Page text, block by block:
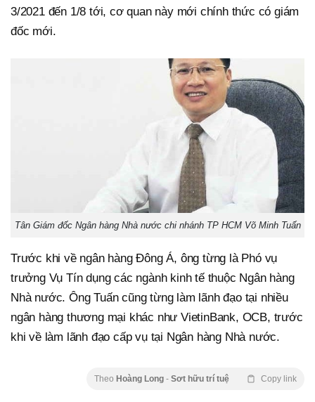
3/2021 đến 1/8 tới, cơ quan này mới chính thức có giám
đốc mới.
Tân Giám đốc Ngân hàng Nhà nước chi nhánh TP HCM Võ Minh Tuấn
Trước khi về ngân hàng Đông Á, ông từng là Phó vụ
trưởng Vụ Tín dụng các ngành kinh tế thuộc Ngân hàng
Nhà nước. Ông Tuấn cũng từng làm lãnh đạo tại nhiều
ngân hàng thương mại khác như VietinBank, OCB, trước
khi về làm lãnh đạo cấp vụ tại Ngân hàng Nhà nước.
Theo Hoàng Long - Sơt hữu trí tuệ Copy link